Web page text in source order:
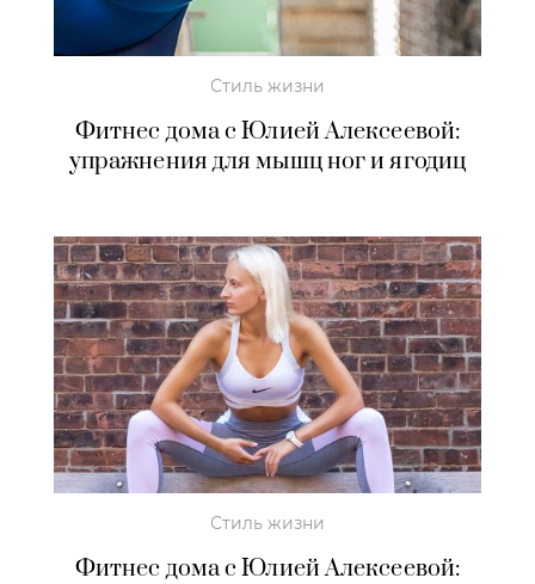
Стиль жизни
Фитнес дома с Юлией Алексеевой:
упражнения для мышц ног и ягодиц
Стиль жизни
Фитнес дома с Юлией Алексеевой: